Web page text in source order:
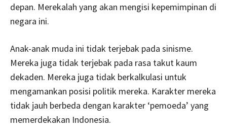
depan. Merekalah yang akan mengisi kepemimpinan di
negara ini.
Anak-anak muda ini tidak terjebak pada sinisme.
Mereka juga tidak terjebak pada rasa takut kaum
dekaden. Mereka juga tidak berkalkulasi untuk
mengamankan posisi politik mereka. Karakter mereka
tidak jauh berbeda dengan karakter ‘pemoeda’ yang
memerdekakan Indonesia.